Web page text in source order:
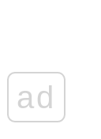
ad